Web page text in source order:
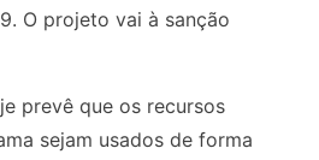
O projeto vai à sanção
prevê que os recursos
sejam usados de forma